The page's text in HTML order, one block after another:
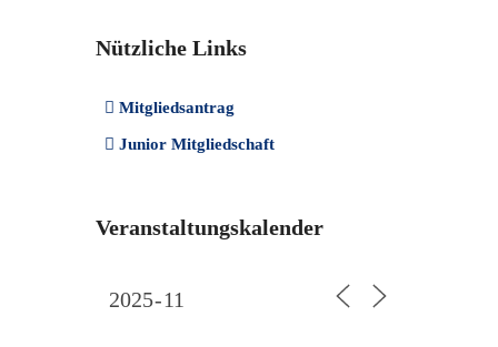
Nützliche Links
Mitgliedsantrag
Junior Mitgliedschaft
Veranstaltungskalender